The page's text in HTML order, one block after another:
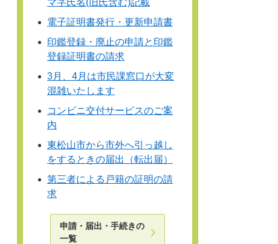
マ字氏名(旧氏含む)記載
電子証明書発行・更新申請書
印鑑登録・廃止の申請と印鑑
登録証明書の請求
3月、4月は市民課窓口が大変
混雑いたします
コンビニ交付サービスのご案
内
東松山市から市外へ引っ越し
をするときの届出（転出届）
第三者による戸籍の証明の請
求
申請・届出・手続きの
一覧